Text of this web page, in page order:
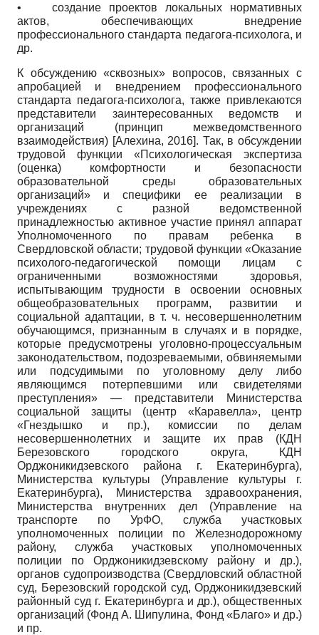
• создание проектов локальных нормативных
актов, обеспечивающих внедрение
профессионального стандарта педагога-психолога, и
др.
К обсуждению «сквозных» вопросов, связанных с
апробацией и внедрением профессионального
стандарта педагога-психолога, также привлекаются
представители заинтересованных ведомств и
организаций (принцип межведомственного
взаимодействия) [Алехина, 2016]. Так, в обсуждении
трудовой функции «Психологическая экспертиза
(оценка) комфортности и безопасности
образовательной среды образовательных
организаций» и специфики ее реализации в
учреждениях с разной ведомственной
принадлежностью активное участие принял аппарат
Уполномоченного по правам ребенка в
Свердловской области; трудовой функции «Оказание
психолого-педагогической помощи лицам с
ограниченными возможностями здоровья,
испытывающим трудности в освоении основных
общеобразовательных программ, развитии и
социальной адаптации, в т. ч. несовершеннолетним
обучающимся, признанным в случаях и в порядке,
которые предусмотрены уголовно-процессуальным
законодательством, подозреваемыми, обвиняемыми
или подсудимыми по уголовному делу либо
являющимся потерпевшими или свидетелями
преступления» — представители Министерства
социальной защиты (центр «Каравелла», центр
«Гнездышко и пр.), комиссии по делам
несовершеннолетних и защите их прав (КДН
Березовского городского округа, КДН
Орджоникидзевского района г. Екатеринбурга),
Министерства культуры (Управление культуры г.
Екатеринбурга), Министерства здравоохранения,
Министерства внутренних дел (Управление на
транспорте по УрФО, служба участковых
уполномоченных полиции по Железнодорожному
району, служба участковых уполномоченных
полиции по Орджоникидзевскому району и др.),
органов судопроизводства (Свердловский областной
суд, Березовский городской суд, Орджоникидзевский
районный суд г. Екатеринбурга и др.), общественных
организаций (Фонд А. Шипулина, Фонд «Благо» и др.)
и пр.